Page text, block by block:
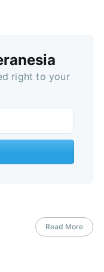
right to your
Read More